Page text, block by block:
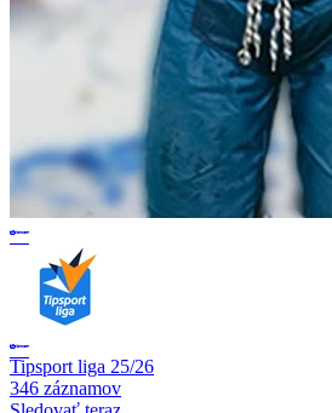
Tipsport liga 25/26
346 záznamov